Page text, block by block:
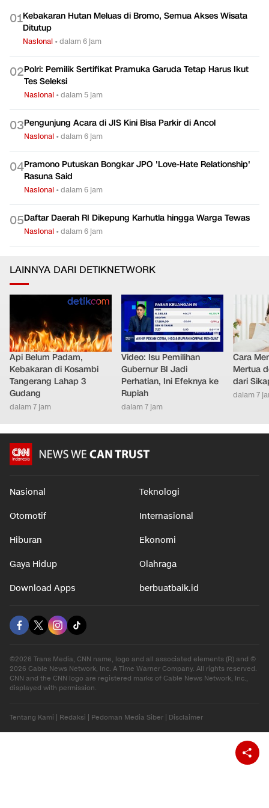
01Kebakaran Hutan Meluas di Bromo, Semua Akses Wisata
Ditutup
Nasional •dalam 6 jam
02Polri: Pemilik Sertifikat Pramuka Garuda Tetap Harus Ikut
Tes Seleksi
Nasional •dalam 5 jam
03Pengunjung Acara di JIS Kini Bisa Parkir di Ancol
Nasional •dalam 6 jam
04Pramono Putuskan Bongkar JPO 'Love-Hate Relationship'
Rasuna Said
Nasional •dalam 6 jam
05Daftar Daerah RI Dikepung Karhutla hingga Warga Tewas
Nasional •dalam 6 jam
LAINNYA DARI DETIKNETWORK
Api Belum Padam,
Kebakaran di Kosambi
Tangerang Lahap 3
Gudang
dalam 7 jam
Video: Isu Pemilihan
Gubernur BI Jadi
Perhatian, Ini Efeknya ke
Rupiah
dalam 7 jam
Cara
Mertua
dari
dalam 7
Nasional Teknologi
Otomotif Internasional
Hiburan Ekonomi
Gaya Hidup Olahraga
Download Apps berbuatbaik.id
©2026 Trans Media, CNN name, logo and all associated elements (R) and ©
2026 Cable News Network, Inc. A Time Warner Company. All rights reserved.
CNN and the CNN logo are registered marks of Cable News Network, Inc.,
displayed with permission.
Tentang Kami Redaksi Pedoman Media Siber Disclaimer